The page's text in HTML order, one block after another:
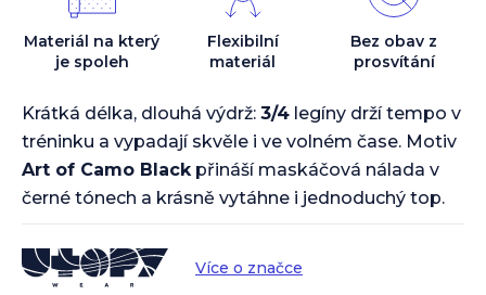
Krátká délka, dlouhá výdrž: 3/4 legíny drží tempo v
tréninku a vypadají skvěle i ve volném čase. Motiv
Art of Camo Blackpřináší maskáčová nálada v
černé tónech a krásně vytáhne i jednoduchý top.
Více o značce
Materiál na který
je spoleh
Flexibilní
materiál
Bez obav z
prosvítání